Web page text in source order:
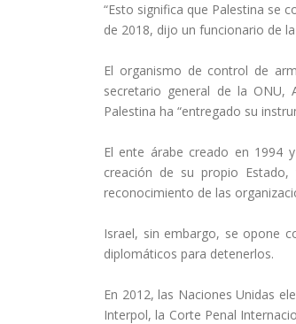
“Esto significa que Palestina se
de 2018, dijo un funcionario de la
El organismo de control de
secretario general de la ONU,
Palestina ha “entregado su
El ente árabe creado en 1994
creación de su propio
reconocimiento de las
Israel, sin embargo, se opone
diplomáticos para detenerlos.
En 2012, las Naciones Unidas
Interpol, la Corte Penal